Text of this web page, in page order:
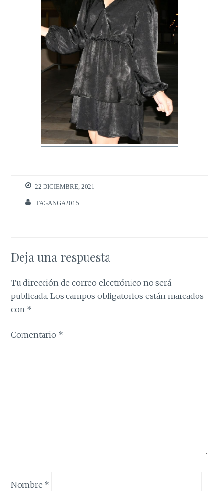
22 DICIEMBRE, 2021
TAGANGA2015
Deja una respuesta
Tu dirección de correo electrónico no será
publicada. Los campos obligatorios están marcados
con *
Comentario *
Nombre *